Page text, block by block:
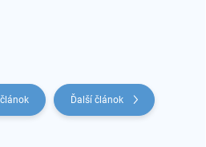
Ďalší článok